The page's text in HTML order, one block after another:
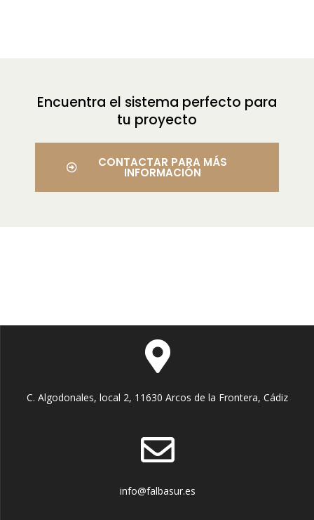
Encuentra el sistema perfecto para
tu proyecto
CONTACTAR PARA MÁS
INFORMACIÓN
C. Algodonales, local 2, 11630 Arcos de la Frontera, Cádiz
info@falbasur.es